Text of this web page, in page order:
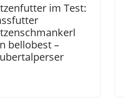
im Test:
bellobest –